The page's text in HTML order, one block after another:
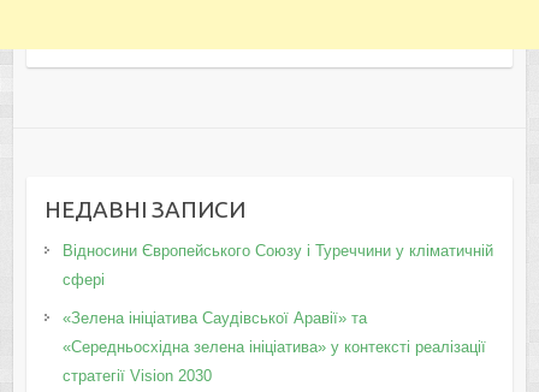
НЕДАВНІ ЗАПИСИ
Відносини Європейського Союзу і Туреччини у кліматичній
сфері
«Зелена ініціатива Саудівської Аравії» та
«Середньосхідна зелена ініціатива» у контексті реалізації
стратегії Vision 2030